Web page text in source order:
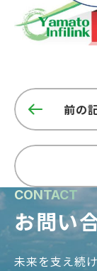
前の
CONTACT
お問い
未来を支え続